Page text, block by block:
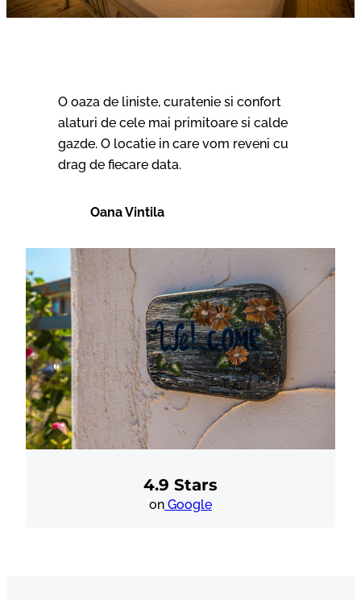
O oaza de liniste, curatenie si confort
alaturi de cele mai primitoare si calde
gazde. O locatie in care vom reveni cu
drag de fiecare data.
Oana Vintila
4.9 Stars
on Google